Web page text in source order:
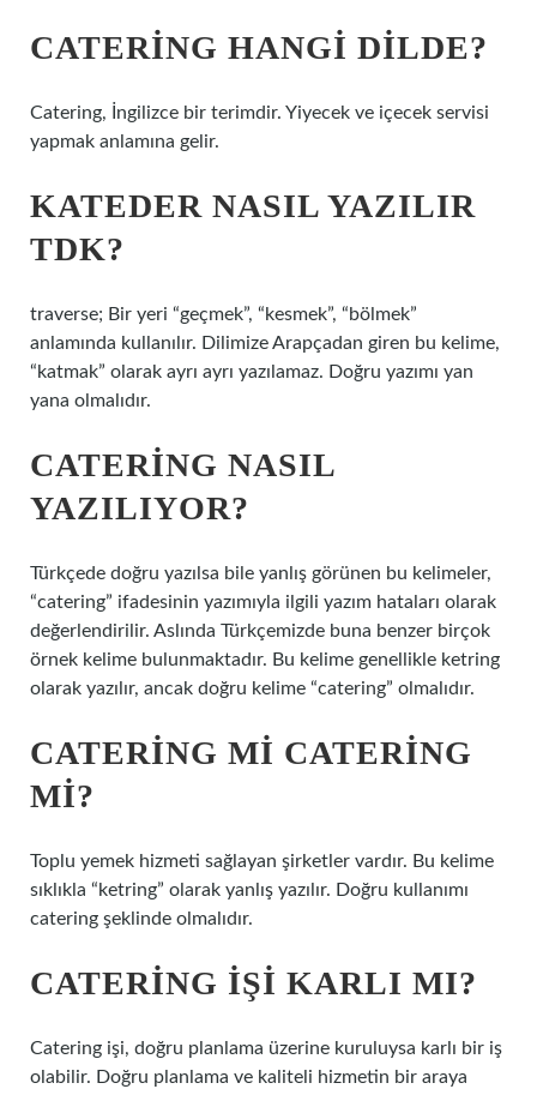
CATERING HANGI DILDE?
Catering, İngilizce bir terimdir. Yiyecek ve içecek servisi
yapmak anlamına gelir.
KATEDER NASIL YAZILIR
TDK?
traverse; Bir yeri “geçmek”, “kesmek”, “bölmek”
anlamında kullanılır. Dilimize Arapçadan giren bu kelime,
“katmak” olarak ayrı ayrı yazılamaz. Doğru yazımı yan
yana olmalıdır.
CATERING NASIL
YAZILIYOR?
Türkçede doğru yazılsa bile yanlış görünen bu kelimeler,
“catering” ifadesinin yazımıyla ilgili yazım hataları olarak
değerlendirilir. Aslında Türkçemizde buna benzer birçok
örnek kelime bulunmaktadır. Bu kelime genellikle ketring
olarak yazılır, ancak doğru kelime “catering” olmalıdır.
CATERING MI CATERING
MI?
Toplu yemek hizmeti sağlayan şirketler vardır. Bu kelime
sıklıkla “ketring” olarak yanlış yazılır. Doğru kullanımı
catering şeklinde olmalıdır.
CATERING IŞI KARLI MI?
Catering işi, doğru planlama üzerine kuruluysa karlı bir iş
olabilir. Doğru planlama ve kaliteli hizmetin bir araya